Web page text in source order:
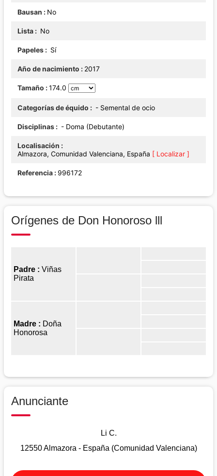
Bausan No
Lista No
Papeles Sí
Año de nacimiento 2017
Tamaño 174.0
Categorías de équido - Semental de ocio
Disciplinas - Doma (Debutante)
Localisación
Almazora, Comunidad Valenciana, España [ Localizar ]
Referencia 996172
Orígenes de Don Honoroso lll
Padre : Viñas
Pirata
Madre : Doña
Honorosa
Anunciante
Li C.
12550 Almazora - España (Comunidad Valenciana)